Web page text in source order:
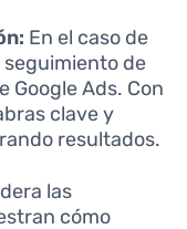
En el caso de
seguimiento de
Google Ads. Con
clave y
resultados.
las
cómo